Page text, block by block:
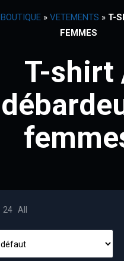
BOUTIQUE » VETEMENTS » T-
FEMMES
T-shirt
24 All